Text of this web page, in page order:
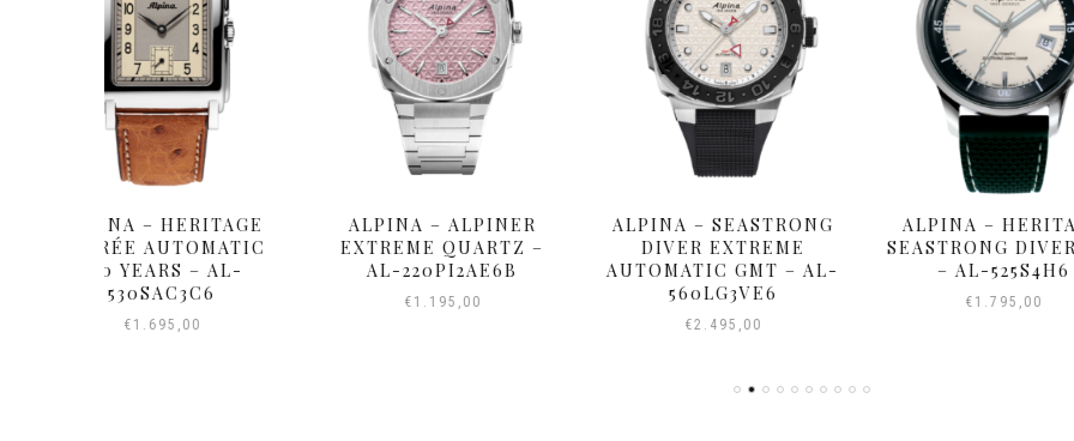
ALPINA – ALPINER
EXTREME QUARTZ –
AL-220PI2AE6B
€
ALPINA – SEASTRONG
DIVER EXTREME
AUTOMATIC GMT – AL-
560LG3VE6
ALPINA – HERITAGE
SEASTRONG DIVER 300
– AL-525S4H6
€
ALPINA